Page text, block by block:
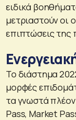
ειδικά
μετριαστούν οι
επιπτώσεις της
Το διάστημα
μορφές
τα γνωστά
Pass, Market